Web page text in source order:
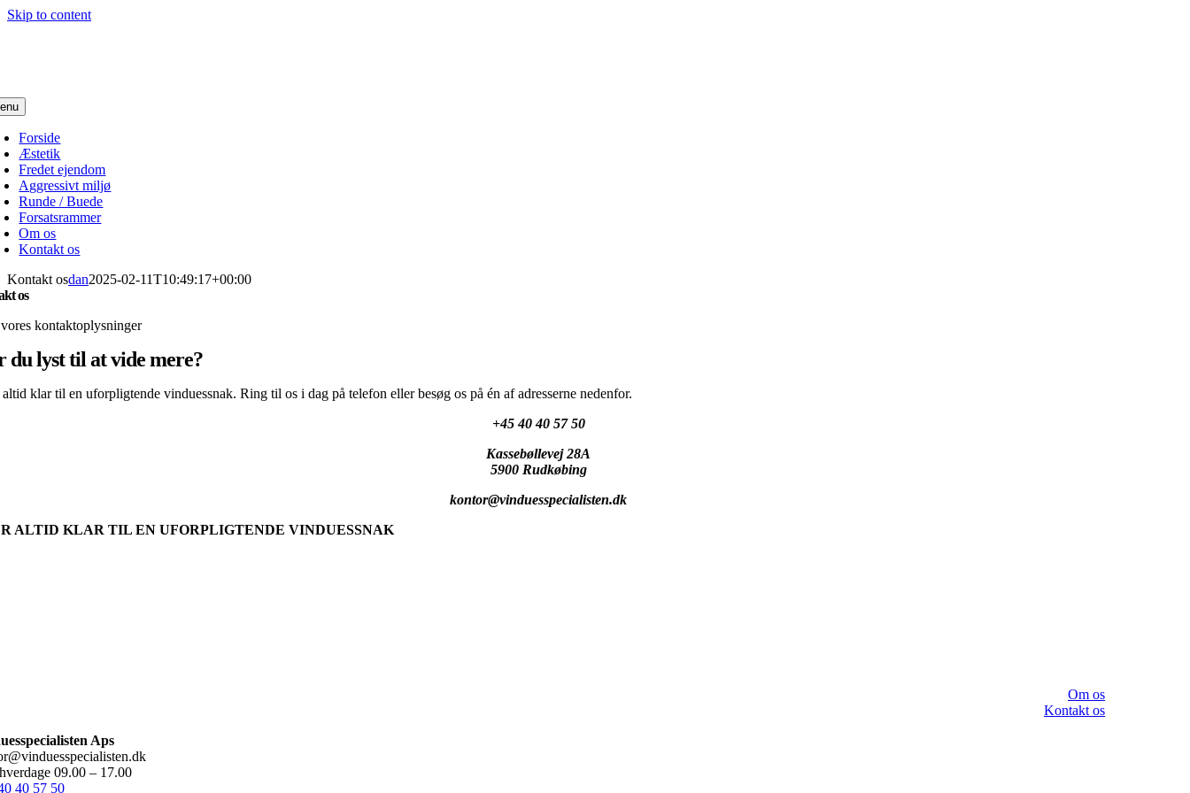
Skip to content
Forside
Æstetik
Fredet ejendom
Aggressivt miljø
Runde / Buede
Forsatsrammer
Om os
Kontakt os
Kontakt osdan2025-02-11T10:49:17+00:00
os
kontaktoplysninger
du lyst til at vide mere?
klar til en uforpligtende vinduessnak. Ring til os i dag på telefon eller besøg os på én af adresserne nedenfor.
+45 40 40 57 50
Kassebøllevej 28A
5900 Rudkøbing
kontor@vinduesspecialisten.dk
ALTID KLAR TIL EN UFORPLIGTENDE VINDUESSNAK
Om os
Kontakt os
Aps
09.00 – 17.00
40 57 50